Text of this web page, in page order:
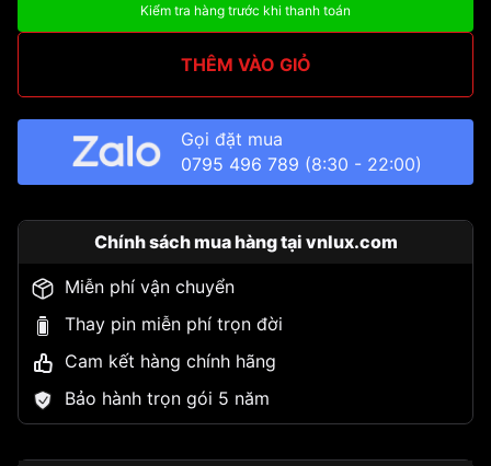
Kiểm tra hàng trước khi thanh toán
THÊM VÀO GIỎ
Gọi đặt mua
0795 496 789 (8:30 - 22:00)
Chính sách mua hàng tại vnlux.com
Miễn phí vận chuyển
Thay pin miễn phí trọn đời
Cam kết hàng chính hãng
Bảo hành trọn gói 5 năm